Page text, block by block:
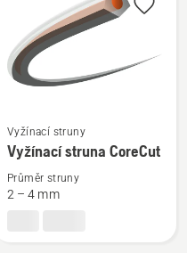
více
informací
Vyžínací
Vyžínací struny
Vyžínací struna CoreCut
Průměr struny
2 – 4 mm